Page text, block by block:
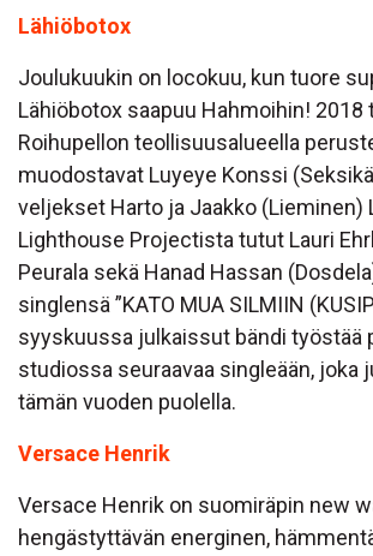
Lähiöbotox
Joulukuukin on locokuu, kun tuore
Lähiöbotox saapuu Hahmoihin!
Roihupellon teollisuusalueella
muodostavat Luyeye Konssi
veljekset Harto ja Jaakko (Lieminen)
Lighthouse Projectista tutut Lauri
Peurala sekä Hanad Hassan
singlensä ”KATO MUA SILMIIN
syyskuussa julkaissut bändi työstää
studiossa seuraavaa singleään, joka
tämän vuoden puolella.
Versace Henrik
Versace Henrik on suomiräpin new
hengästyttävän energinen,